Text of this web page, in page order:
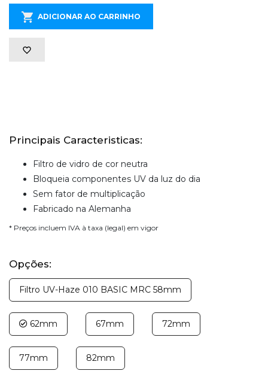
ADICIONAR AO CARRINHO
Principais Caracteristicas:
Filtro de vidro de cor neutra
Bloqueia componentes UV da luz do dia
Sem fator de multiplicação
Fabricado na Alemanha
* Preços incluem IVA à taxa (legal) em vigor
Opções:
Filtro UV-Haze 010 BASIC MRC 58mm
62mm 67mm 72mm
77mm 82mm